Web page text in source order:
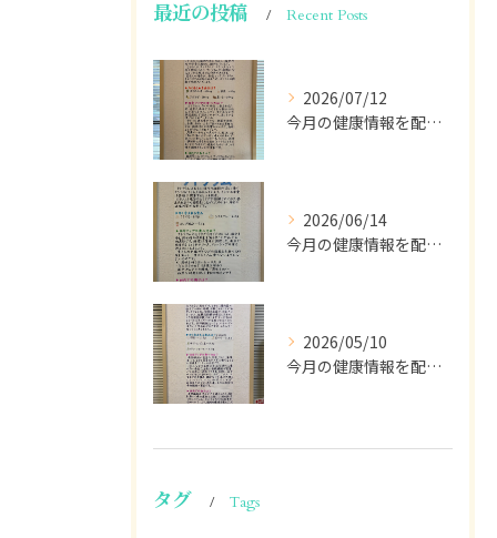
最近の投稿 Recent Posts
2026/07/12
今月の健康情報を配信します💁🏽
2026/06/14
今月の健康情報を配信して行きます。
2026/05/10
今月の健康情報を配信します🫡
タグ Tags